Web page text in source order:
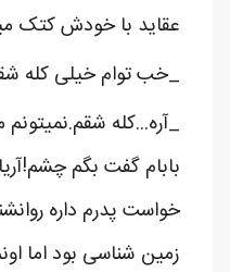
عقاید با خودش کتک
_خب توام خیلی کله
_آره...کله
بابام گفت بگم
خواست پدرم داره
زمین شناسی بود اما